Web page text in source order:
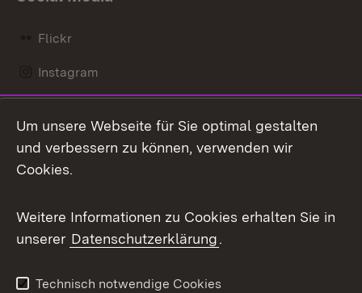
Flickr
Instagram
Mastodon
Messenger
Social Wall
X / Twitter
Youtube
Um unsere Webseite für Sie optimal gestalten
und verbessern zu können, verwenden wir
Cookies.
Weitere Informationen zu Cookies erhalten Sie in
unserer Datenschutzerklärung.
Technisch notwendige Cookies